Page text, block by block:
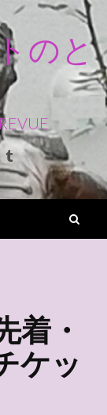
のと
Tumblr
着・
ケッ